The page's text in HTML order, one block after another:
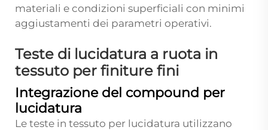
materiali e condizioni superficiali con minimi
aggiustamenti dei parametri operativi.
Teste di lucidatura a ruota in
tessuto per finiture fini
Integrazione del compound per
lucidatura
Le teste in tessuto per lucidatura utilizzano